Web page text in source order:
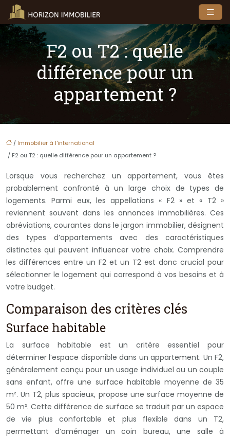
F2 ou T2 : quelle
différence pour un
appartement ?
/ Immobilier à l'international
/ F2 ou T2 : quelle différence pour un appartement ?
Lorsque vous recherchez un appartement, vous êtes
probablement confronté à un large choix de types de
logements. Parmi eux, les appellations « F2 » et « T2 »
reviennent souvent dans les annonces immobilières. Ces
abréviations, courantes dans le jargon immobilier, désignent
des types d’appartements avec des caractéristiques
distinctes qui peuvent influencer votre choix. Comprendre
les différences entre un F2 et un T2 est donc crucial pour
sélectionner le logement qui correspond à vos besoins et à
votre budget.
Comparaison des critères clés
Surface habitable
La surface habitable est un critère essentiel pour
déterminer l’espace disponible dans un appartement. Un F2,
généralement conçu pour un usage individuel ou un couple
sans enfant, offre une surface habitable moyenne de 35
m². Un T2, plus spacieux, propose une surface moyenne de
50 m². Cette différence de surface se traduit par un espace
de vie plus confortable et plus flexible dans un T2,
permettant d’aménager un coin bureau, une salle à